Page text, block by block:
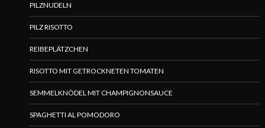
PILZNUDELN
PILZ RISOTTO
REIBEPLÄTZCHEN
RISOTTO MIT GETROCKNETEN TOMATEN
SEMMELKNÖDEL MIT CHAMPIGNONSAUCE
SPAGHETTI AL POMODORO